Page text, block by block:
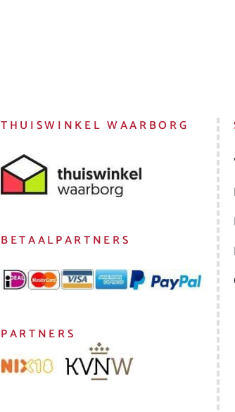
THUISWINKEL WAARBORG
BETAALPARTNERS
PARTNERS